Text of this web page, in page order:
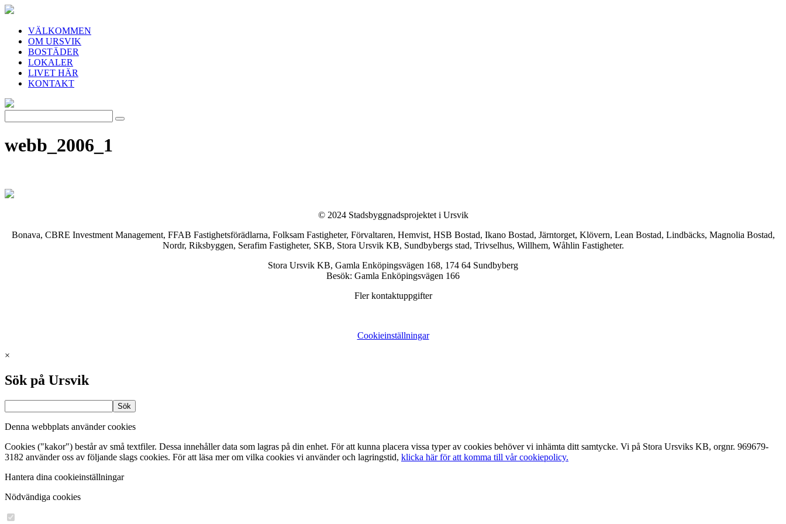
VÄLKOMMEN
OM URSVIK
BOSTÄDER
LOKALER
LIVET HÄR
KONTAKT
webb_2006_1
© 2024 Stadsbyggnadsprojektet i Ursvik
Bonava, CBRE Investment Management, FFAB Fastighetsförädlarna, Folksam Fastigheter, Förvaltaren, Hemvist, HSB Bostad, Ikano Bostad, Järntorget, Klövern, Lean Bostad, Lindbäcks, Magnolia Bostad,
Nordr, Riksbyggen, Serafim Fastigheter, SKB, Stora Ursvik KB, Sundbybergs stad, Trivselhus, Willhem, Wåhlin Fastigheter.
Stora Ursvik KB, Gamla Enköpingsvägen 168, 174 64 Sundbyberg
Besök: Gamla Enköpingsvägen 166
Fler kontaktuppgifter
Cookieinställningar
×
Sök på Ursvik
Denna webbplats använder cookies
Cookies ("kakor") består av små textfiler. Dessa innehåller data som lagras på din enhet. För att kunna placera vissa typer av cookies behöver vi inhämta ditt samtycke. Vi på Stora Ursviks KB, orgnr. 969679-
3182 använder oss av följande slags cookies. För att läsa mer om vilka cookies vi använder och lagringstid, klicka här för att komma till vår cookiepolicy.
Hantera dina cookieinställningar
Nödvändiga cookies